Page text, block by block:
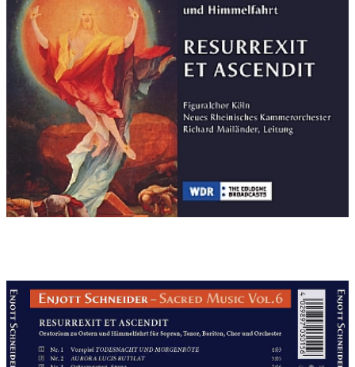
Dirigent Richard Mailänder führt dabei sicher durch das Werk.
Das neue Rheinische Kammerorchester ist im bildhaften,
mitunter an Filmmusik erinnernden Orchesterpart enorm
gefordert. Aus glockenartiger Tiefe entwickelt sich etwa das
instrumentale Vorspiel "Todesnacht und Morgenröte". Aber
auch die Kombination aus Cembalo und Schlagwerk entfaltet
einen großen reiz. Immer wieder treten Holzbläser solistisch
hervor. Der auf dem Gebiet der sakralen Chormusik erfahrene
Schneider verschmilzt mit sicherer Hand Tradition und
Moderne. Sein 65-minütiges Oratorium richtet sich dabei im
Sinne der Ökumene an alle Christen.
-------------------------------------------
Musik & Kirche 4/2012 S. 289: GREGORIANIK UND
FILMBOMBASTIK von Marcus Strümpe:
Nur wenige zeitgenössische Komponisten sind derart räsent
wie Enjott Schneider. Das liegt zum einen an seinem sicheren
Gespür für das auf diesem Gebiet Machbare, sowie an seinem
"guten Händchen" für Promotion und Marketing. Auch kommt
aber die grandiose Idee seines Werkes "Ataccot", welche Bachs
d-Moll-Orgelhighlight einfach von der letzten zur ersten Note
erklingen lässt. Schneiders Vernetzung in der Filmindustrie mit
preisgekrönten Soundtracks läßt ahnen, mit welch
professioneller Wucht sich der Komponist dem audiophilen
Publikum nähert. Nur eine Facette ist hierbei eine zyklisch
angelegte Veröffentlichung seiner Kirchenwerke: mehrere